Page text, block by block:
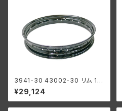
3941-30 43002-30 リム 18
インチ フロント ハーレー 1930
-52年 DL RL WL WLA ブラッ
ク
¥29,124